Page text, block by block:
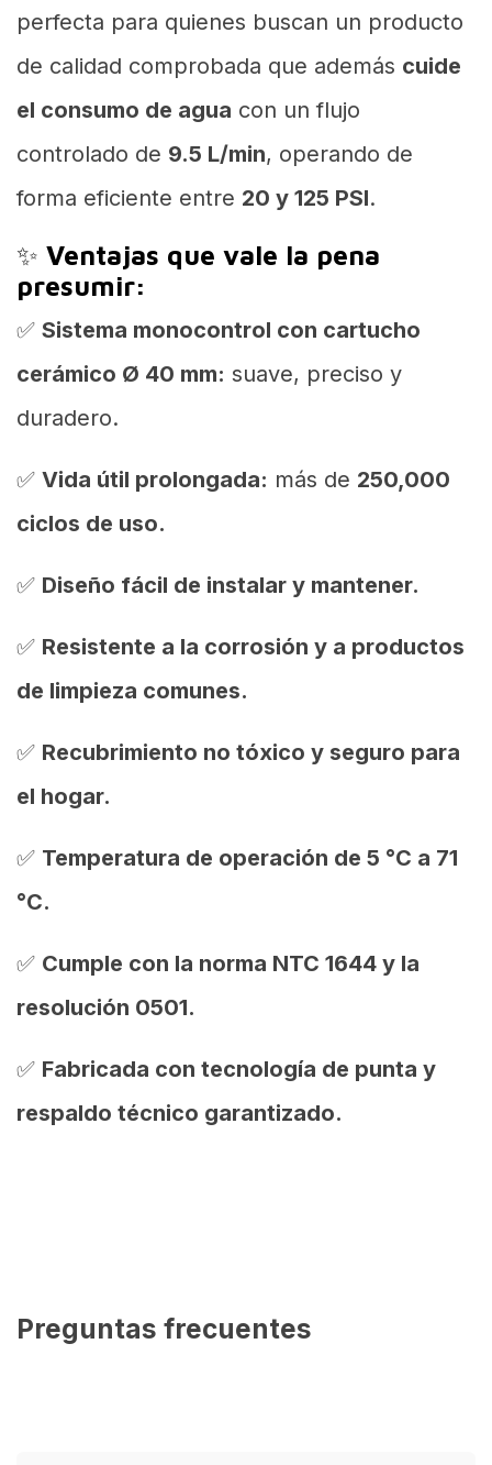
perfecta para quienes buscan un producto
de calidad comprobada que además cuide
el consumo de agua con un flujo
controlado de 9.5 L/min, operando de
forma eficiente entre 20 y 125 PSI.
✨ Ventajas que vale la pena
presumir:
✅ Sistema monocontrol con cartucho
cerámico Ø 40 mm: suave, preciso y
duradero.
✅ Vida útil prolongada: más de 250,000
ciclos de uso.
✅ Diseño fácil de instalar y mantener.
✅ Resistente a la corrosión y a productos
de limpieza comunes.
✅ Recubrimiento no tóxico y seguro para
el hogar.
✅ Temperatura de operación de 5 °C a 71
°C.
✅ Cumple con la norma NTC 1644 y la
resolución 0501.
✅ Fabricada con tecnología de punta y
respaldo técnico garantizado.
Preguntas frecuentes